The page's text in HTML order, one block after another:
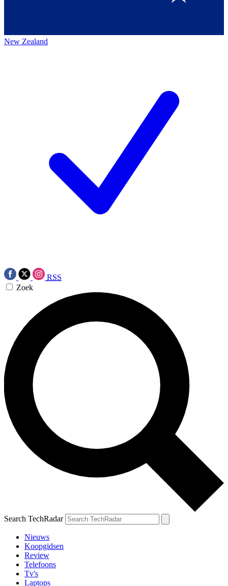
New Zealand
RSS
Zoek
Search TechRadar
Nieuws
Koopgidsen
Review
Telefoons
Tv's
Laptops